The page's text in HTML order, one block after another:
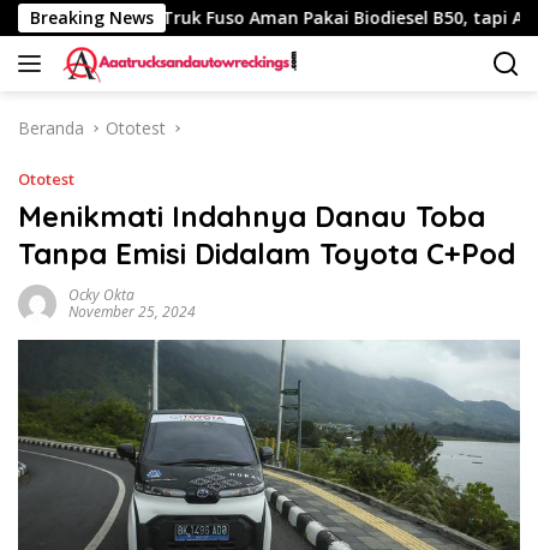
Langsung
ke
konten
Breaking NewsTruk Fuso Aman Pakai Biodiesel B50, tapi Ada Saran
Beranda Ototest
Ototest
Menikmati Indahnya Danau Toba
Tanpa Emisi Didalam Toyota C+Pod
Ocky Okta
November 25, 2024